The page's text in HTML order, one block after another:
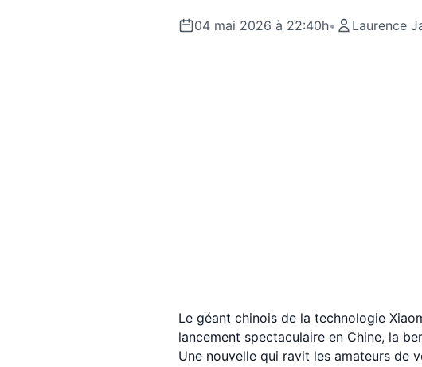
04 mai 2026 à 22:40h• Laurence
Le géant chinois de la technologie
lancement spectaculaire en Chine, la
Une nouvelle qui ravit les amateurs de